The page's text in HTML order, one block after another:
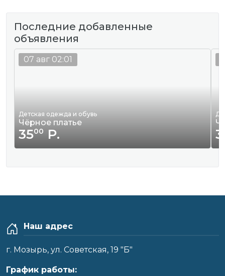
Последние добавленные
объявления
Детская одежда и обувь
Чёрное платье
3500Р.
07 авг 02:01
Наш адрес
г. Мозырь, ул. Советская, 19 "Б"
График работы: